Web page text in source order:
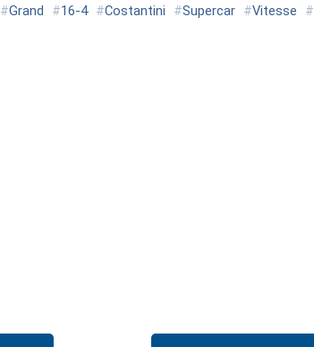
#Grand #16-4 #Costantini #Supercar #Vitesse #